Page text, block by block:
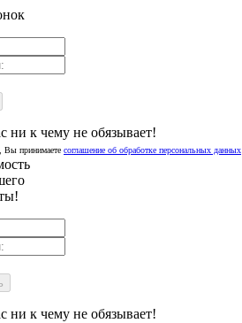
ни к чему не обязывает!
Вы принимаете соглашение об обработке персональных данных
ни к чему не обязывает!